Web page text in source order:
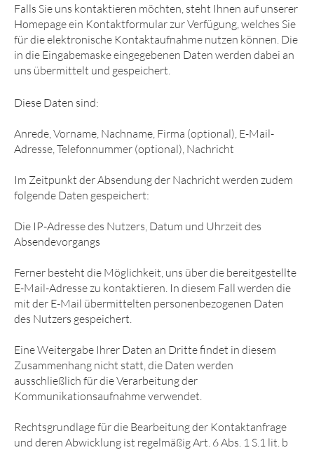
Falls Sie uns kontaktieren möchten, steht Ihnen auf unserer
Homepage ein Kontaktformular zur Verfügung, welches Sie
für die elektronische Kontaktaufnahme nutzen können. Die
in die Eingabemaske eingegebenen Daten werden dabei an
uns übermittelt und gespeichert.
Diese Daten sind:
Anrede, Vorname, Nachname, Firma (optional), E-Mail-
Adresse, Telefonnummer (optional), Nachricht
Im Zeitpunkt der Absendung der Nachricht werden zudem
folgende Daten gespeichert:
Die IP-Adresse des Nutzers, Datum und Uhrzeit des
Absendevorgangs
Ferner besteht die Möglichkeit, uns über die bereitgestellte
E-Mail-Adresse zu kontaktieren. In diesem Fall werden die
mit der E-Mail übermittelten personenbezogenen Daten
des Nutzers gespeichert.
Eine Weitergabe Ihrer Daten an Dritte findet in diesem
Zusammenhang nicht statt, die Daten werden
ausschließlich für die Verarbeitung der
Kommunikationsaufnahme verwendet.
Rechtsgrundlage für die Bearbeitung der Kontaktanfrage
und deren Abwicklung ist regelmäßig Art. 6 Abs. 1 S.1 lit. b